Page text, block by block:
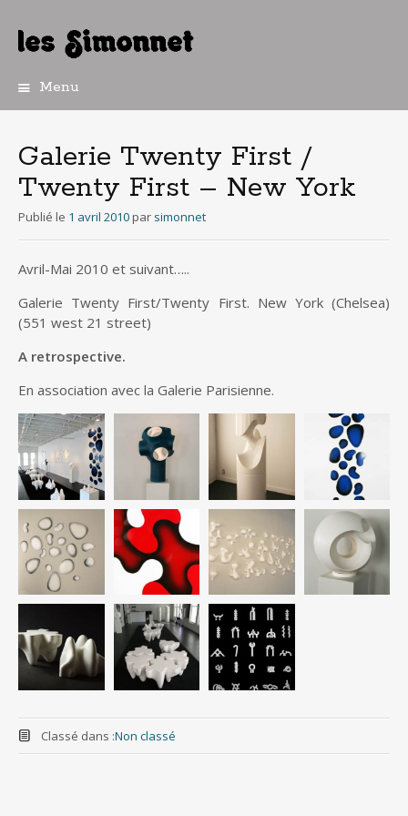
Menu
principal
Galerie Twenty First /
Twenty First – New York
Publié le 1 avril 2010 par simonnet
Avril-Mai 2010 et suivant…..
Galerie Twenty First/Twenty First. New York (Chelsea)
(551 west 21 street)
A retrospective.
En association avec la Galerie Parisienne.
Classé dans :Non classé